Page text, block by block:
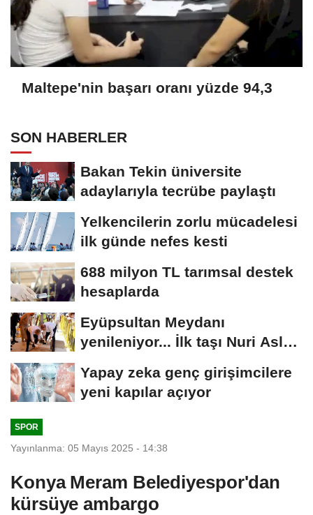
Maltepe'nin başarı oranı yüzde 94,3
SON HABERLER
Bakan Tekin üniversite
adaylarıyla tecrübe paylaştı
Yelkencilerin zorlu mücadelesi
ilk günde nefes kesti
688 milyon TL tarımsal destek
hesaplarda
Eyüpsultan Meydanı
yenileniyor... İlk taşı Nuri Aslan
Yapay zeka genç girişimcilere
yeni kapılar açıyor
SPOR
Yayınlanma: 05 Mayıs 2025 - 14:38
Konya Meram Belediyespor'dan
kürsüye ambargo